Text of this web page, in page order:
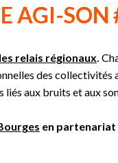
AGI-SON
les relais régionaux
des
aux bruits et aux
en partenariat